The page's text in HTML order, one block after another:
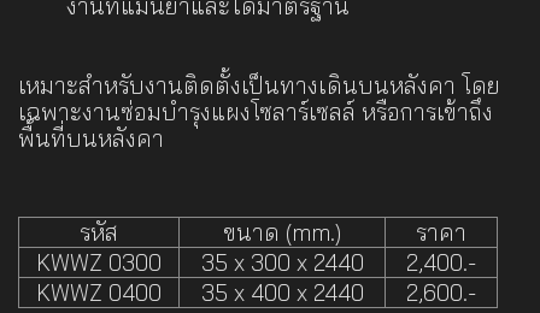
เหมาะสำหรับงานติดตั้งเป็นทางเดินบนหลังคา โดย
เฉพาะงานซ่อมบำรุงแผงโซลาร์เซลล์ หรือการเข้าถึง
พื้นที่บนหลังคา
รหัส ขนาด (mm.)
ราคา
KWWZ 0300
35 x 300 x 2440
2,400.-
KWWZ 0400
35 x 400 x 2440 2,600.-